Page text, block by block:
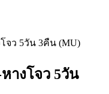
างโจว 5วัน